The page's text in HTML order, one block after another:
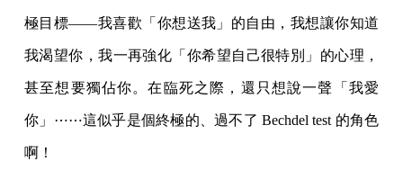
極目標——我喜歡「你想送我」的自由，我想讓你知道
我渴望你，我一再強化「你希望自己很特別」的心理，
甚至想要獨佔你。在臨死之際，還只想說一聲「我愛
你」⋯⋯這似乎是個終極的、過不了 Bechdel test 的角色
啊！